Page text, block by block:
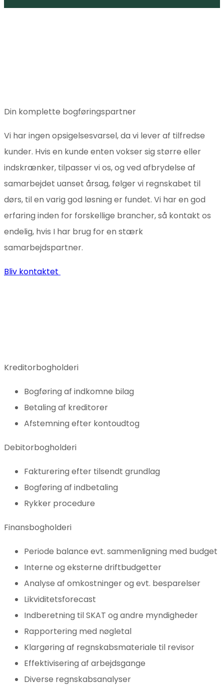
Din komplette bogføringspartner
Vi har ingen opsigelsesvarsel, da vi lever af tilfredse
kunder. Hvis en kunde enten vokser sig større eller
indskrænker, tilpasser vi os, og ved afbrydelse af
samarbejdet uanset årsag, følger vi regnskabet til
dørs, til en varig god løsning er fundet. Vi har en god
erfaring inden for forskellige brancher, så kontakt os
endelig, hvis I har brug for en stærk
samarbejdspartner.
Bliv kontaktet
Kreditorbogholderi
Bogføring af indkomne bilag
Betaling af kreditorer
Afstemning efter kontoudtog
Debitorbogholderi
Fakturering efter tilsendt grundlag
Bogføring af indbetaling
Rykker procedure
Finansbogholderi
Periode balance evt. sammenligning med budget
Interne og eksterne driftbudgetter
Analyse af omkostninger og evt. besparelser
Likviditetsforecast
Indberetning til SKAT og andre myndigheder
Rapportering med nøgletal
Klargøring af regnskabsmateriale til revisor
Effektivisering af arbejdsgange
Diverse regnskabsanalyser